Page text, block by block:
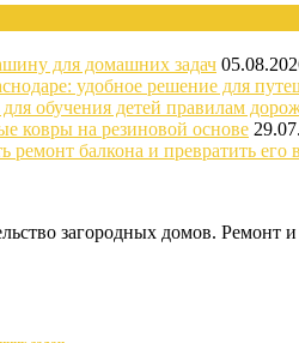
для домашних задач
удобное решение для
обучения детей правилам
ковры на резиновой основе
балкона и превратить его
загородных домов. Ремонт и